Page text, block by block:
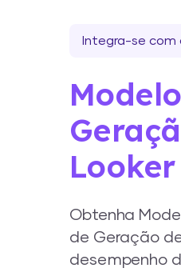
Integra-se com
Obtenha
de Geração
desempenho